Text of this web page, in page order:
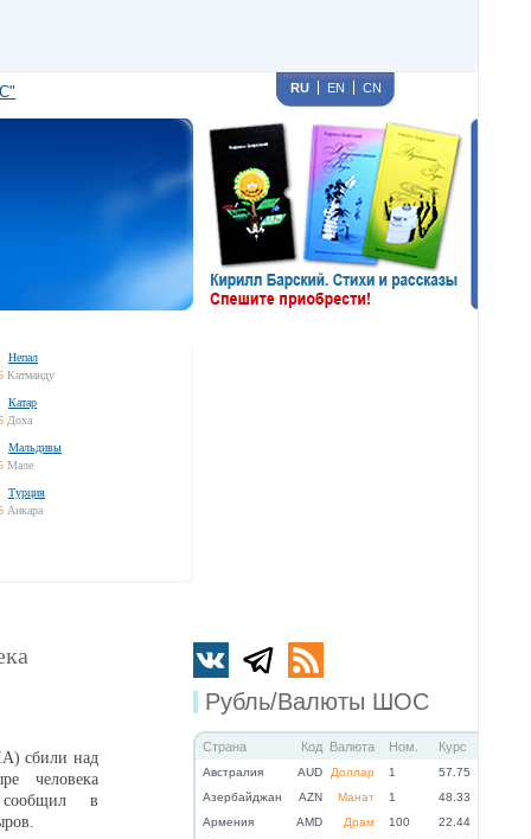
RU EN CN
Непал
Катманду
Катар
Доха
Мальдивы
Мале
Турция
Анкара
Рубль/Валюты ШОС
Страна Код Валюта Ном. Курс
Австралия AUD Доллар 1
57.75
Азербайджан
AZN Манат 1
48.33
Армения
AMD Драм 100
22.44
сбили над
человека
в